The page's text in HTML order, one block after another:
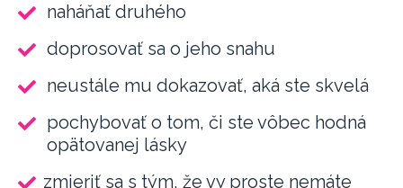
naháňať druhého
doprosovať sa o jeho snahu
neustále mu dokazovať, aká ste skvelá
pochybovať o tom, či ste vôbec hodná
opätovanej lásky
zmieriť sa s tým, že vy proste nemáte